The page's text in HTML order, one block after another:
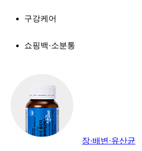
구강케어
쇼핑백·소분통
장·배변·유산균